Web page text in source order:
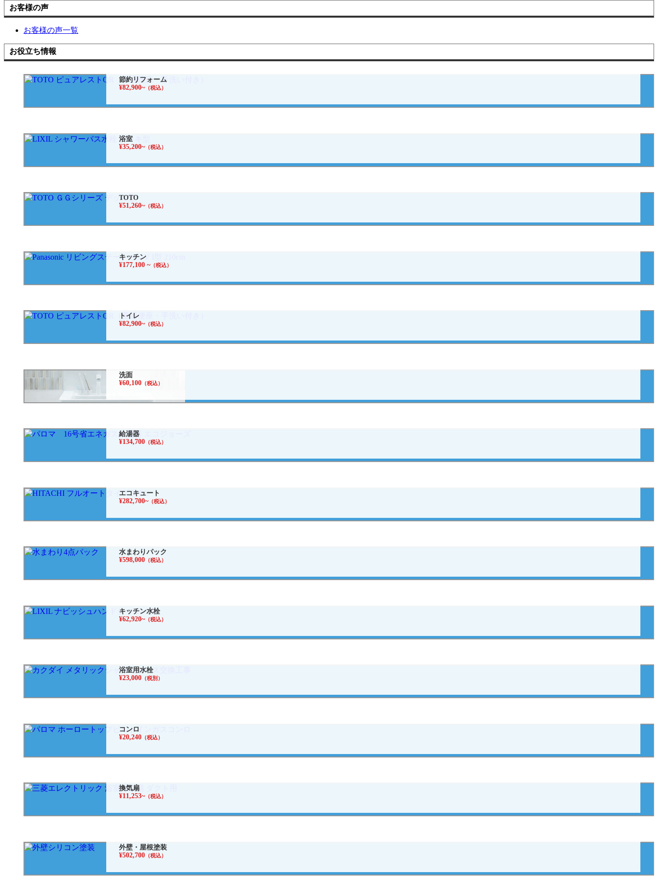
お客様の声
お客様の声一覧
お役立ち情報
節約リフォーム
¥82,900~（税込）
浴室
¥35,200~（税込）
TOTO
¥51,260~（税込）
キッチン
¥177,100 ~（税込）
トイレ
¥82,900~（税込）
洗面
¥60,100（税込）
給湯器
¥134,700（税込）
エコキュート
¥282,700~（税込）
水まわりパック
¥598,000（税込）
キッチン水栓
¥62,920~（税込）
浴室用水栓
¥23,000（税別）
コンロ
¥20,240（税込）
換気扇
¥11,253~（税込）
外壁・屋根塗装
¥502,700（税込）